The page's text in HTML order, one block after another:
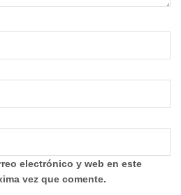
electrónico y web en este
vez que comente.